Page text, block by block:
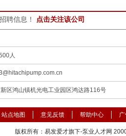
聘信息！
点击关注该公司
人
区鸿山镇机光电工业园区鸿达路116号
站点地图 意见反馈 帮助中心
版权所有：易发爱才旗下-泵业人才网